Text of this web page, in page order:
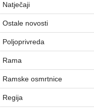
Natječaji
Ostale novosti
Poljoprivreda
Rama
Ramske osmrtnice
Regija